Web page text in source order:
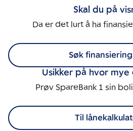
Skal du på
Da er det lurt å ha
Søk
Usikker på hvor mye
Prøv SpareBank 1 sin
Til